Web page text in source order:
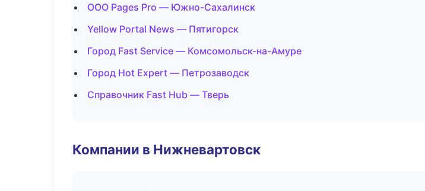
ООО Pages Pro — Южно-Сахалинск
Yellow Portal News — Пятигорск
Город Fast Service — Комсомольск-на-Амуре
Город Hot Expert — Петрозаводск
Справочник Fast Hub — Тверь
Компании в Нижневартовск